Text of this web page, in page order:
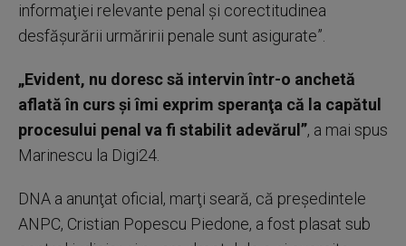
informaţiei relevante penal şi corectitudinea
desfăşurării urmăririi penale sunt asigurate”.
„Evident, nu doresc să intervin într-o anchetă
aflată în curs şi îmi exprim speranţa că la capătul
procesului penal va fi stabilit adevărul”, a mai spus
Marinescu la Digi24.
DNA a anunţat oficial, marţi seară, că preşedintele
ANPC, Cristian Popescu Piedone, a fost plasat sub